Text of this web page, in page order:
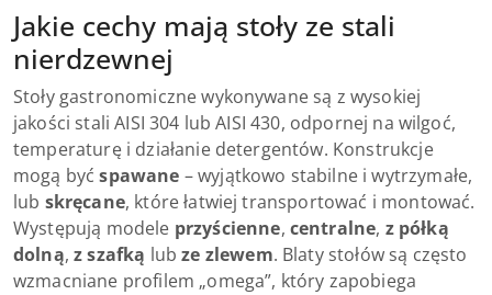
Jakie cechy mają stoły ze stali
nierdzewnej
Stoły gastronomiczne wykonywane są z wysokiej
jakości stali AISI 304 lub AISI 430, odpornej na wilgoć,
temperaturę i działanie detergentów. Konstrukcje
mogą byćspawane – wyjątkowo stabilne i wytrzymałe,
lub skręcane, które łatwiej transportować i montować.
Występują modele przyścienne, centralne, z półką
dolną,z szafką lubze zlewem. Blaty stołów są często
wzmacniane profilem „omega”, który zapobiega